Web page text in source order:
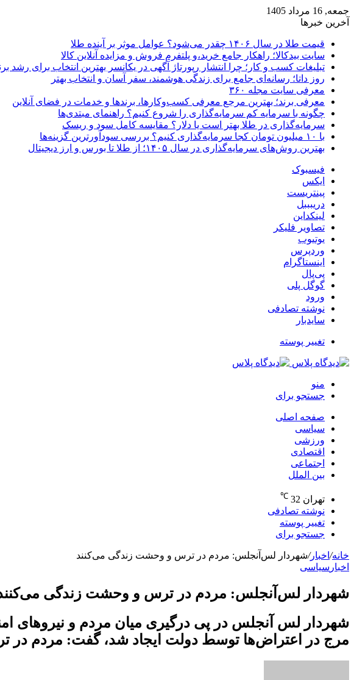
جمعه, 16 مرداد 1405
آخرین خبرها
قیمت طلا در سال ۱۴۰۶ چقدر می‌شود؟ عوامل موثر بر آینده طلا
سایت بیدکالا؛ راهکار جامع خرید،و پلتفرم فروش و مزایده آنلاین کالا
تبلیغات کسب و کار؛ چرا انتشار رپورتاژ آگهی در یکانسر بهترین انتخاب برای رشد
روز داتا؛ رسانه‌ای جامع برای زندگی هوشمند، سفر آسان و انتخاب بهتر
معرفی سایت مجله ۳۶۰
معرفی برند؛ بهترین مرجع معرفی کسب‌وکارها، برندها و خدمات در فضای آنلاین
چگونه با سرمایه کم سرمایه‌گذاری را شروع کنیم؟ راهنمای مبتدی‌ها
سرمایه‌گذاری در طلا بهتر است یا دلار؟ مقایسه کامل سود و ریسک
با ۱۰ میلیون تومان کجا سرمایه‌گذاری کنیم؟ بررسی سودآورترین گزینه‌ها
بهترین روش‌های سرمایه‌گذاری در سال ۱۴۰۵؛ از طلا تا بورس و ارز دیجیتال
فیسبوک
ایکس
پینتریست
دریبببل
لینکداین
تصاویر فلیکر
یوتیوب
وردپرس
اینستاگرام
پی‌پال
گوگل پلی
ورود
نوشته تصادفی
سایدبار
تغییر پوسته
منو
جستجو برای
صفحه اصلی
سیاسی
ورزشی
اقتصادی
اجتماعی
بین الملل
تهران 32
℃
نوشته تصادفی
تغییر پوسته
جستجو برای
خانه/ اخبار/شهردار لس‌آنجلس: مردم در ترس و وحشت زندگی می‌کنند
اخبار سیاسی
شهردار لس‌آنجلس: مردم در ترس و وحشت زندگی
شهردار لس آنجلس در پی درگیری میان مردم و نیرو‌های
مرج در اعتراض‌ها توسط دولت ایجاد شد، گفت: مردم